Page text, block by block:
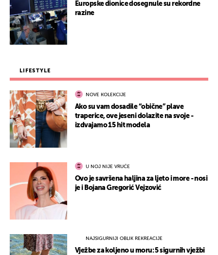
Europske dionice dosegnule su rekordne
razine
LIFESTYLE
NOVE KOLEKCIJE
Ako su vam dosadile “obične” plave
traperice, ove jeseni dolazite na svoje -
izdvajamo 15 hit modela
U NOJ NIJE VRUĆE
Ovo je savršena haljina za ljeto i more - nosi
je i Bojana Gregorić Vejzović
NAJSIGURNIJI OBLIK REKREACIJE
Vježbe za koljeno u moru: 5 sigurnih vježbi